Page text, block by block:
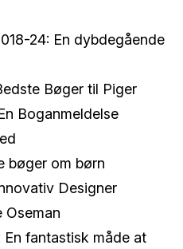
24: En dybdegående
Bøger til Piger
Boganmeldelse
bøger om børn
Designer
Oseman
fantastisk måde at